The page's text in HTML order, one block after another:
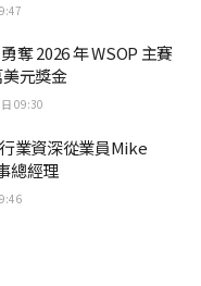
奪 2026 年 WSOP 主賽
元獎金
09:30
業資深從業員Mike
總經理